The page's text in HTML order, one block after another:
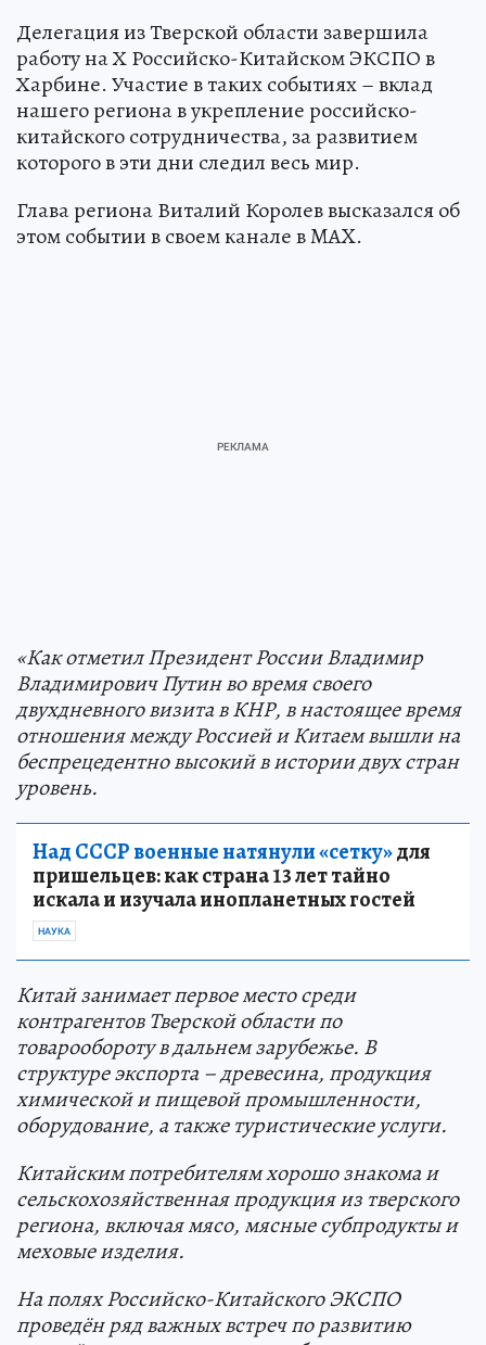
Делегация из Тверской области завершила
работу на Х Российско-Китайском ЭКСПО в
Харбине. Участие в таких событиях – вклад
нашего региона в укрепление российско-
китайского сотрудничества, за развитием
которого в эти дни следил весь мир.
Глава региона Виталий Королев высказался об
этом событии в своем канале в MAX.
«Как отметил Президент России Владимир
Владимирович Путин во время своего
двухдневного визита в КНР, в настоящее время
отношения между Россией и Китаем вышли на
беспрецедентно высокий в истории двух стран
уровень.
Над СССР военные натянули «сетку»для
пришельцев: как страна 13 лет тайно
искала и изучала инопланетных гостей
НАУКА
Китай занимает первое место среди
контрагентов Тверской области по
товарообороту в дальнем зарубежье. В
структуре экспорта – древесина, продукция
химической и пищевой промышленности,
оборудование, а также туристические услуги.
Китайским потребителям хорошо знакома и
сельскохозяйственная продукция из тверского
региона, включая мясо, мясные субпродукты и
меховые изделия.
На полях Российско-Китайского ЭКСПО
проведён ряд важных встреч по развитию